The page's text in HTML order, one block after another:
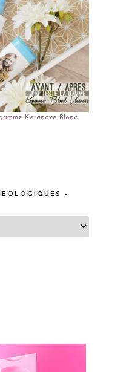
Keranove Blond
–